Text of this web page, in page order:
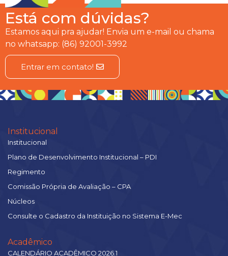
Está com dúvidas?
Estamos aqui pra ajudar! Envia um e-mail ou chama
no whatsapp: (86) 92001-3992
Entrar em contato!
Institucional
Institucional
Plano de Desenvolvimento Institucional – PDI
Regimento
Comissão Própria de Avaliação – CPA
Núcleos
Consulte o Cadastro da Instituição no Sistema E-Mec
Acadêmico
CALENDÁRIO ACADÊMICO 2026.1